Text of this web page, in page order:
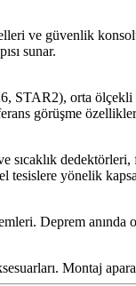
ve güvenlik
sunar.
STAR2), orta
görüşme
sıcaklık
yönelik
Deprem
Montaj